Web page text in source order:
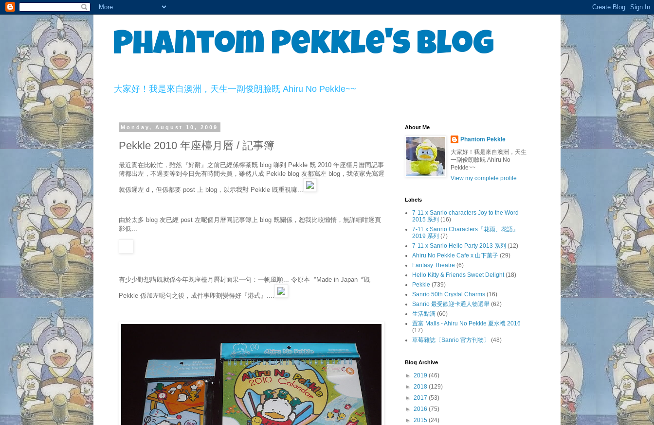
Phantom Pekkle's Blog
大家好！我是來自澳洲，天生一副俊朗臉既 Ahiru No Pekkle~~
Monday, August 10, 2009
Pekkle 2010 年座檯月曆 / 記事簿
最近實在比較忙，雖然『好耐』之前已經係檸茶既 blog 睇到 Pekkle 既 2010 年座檯月曆同記事
簿都出左，不過要等到今日先有時間去買，雖然八成 Pekkle blog 友都寫左 blog，我依家先寫遲
就係遲左 d，但係都要 post 上 blog，以示我對 Pekkle 既重視嘛...
由於太多 blog 友已經 post 左呢個月曆同記事簿上 blog 既關係，恕我比較懶惰，無詳細咁逐頁
影低...
有少少野想講既就係今年既座檯月曆封面果一句：一帆風順... 令原本〝Made in Japan〞既
Pekkle 係加左呢句之後，成件事即刻變得好『港式』....
About Me
Phantom Pekkle
大家好！我是來自澳洲，天生
一副俊朗臉既 Ahiru No
Pekkle~~
View my complete profile
Labels
7-11 x Sanrio characters Joy to the Word
2015 系列 (16)
7-11 x Sanrio Characters『花雨、花語』
2019 系列 (7)
7-11 x Sanrio Hello Party 2013 系列 (12)
Ahiru No Pekkle Cafe x 山下菓子 (29)
Fantasy Theatre (6)
Hello Kitty & Friends Sweet Delight (18)
Pekkle (739)
Sanrio 50th Crystal Charms (16)
Sanrio 最受歡迎卡通人物選舉 (62)
生活點滴 (60)
置富 Malls - Ahiru No Pekkle 夏水禮 2016
(17)
草莓雜誌〔Sanrio 官方刊物〕
(48)
Blog Archive
► 2019 (46)
► 2018 (129)
► 2017 (53)
► 2016 (75)
► 2015 (24)